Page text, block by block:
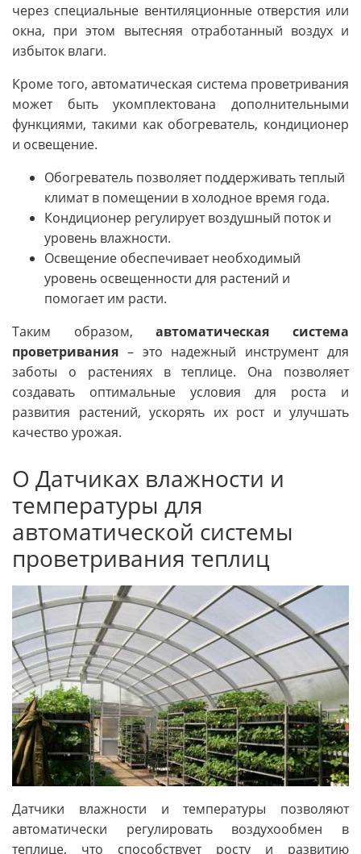
через специальные вентиляционные отверстия или
окна, при этом вытесняя отработанный воздух и
избыток влаги.
Кроме того, автоматическая система проветривания
может быть укомплектована дополнительными
функциями, такими как обогреватель, кондиционер
и освещение.
Обогреватель позволяет поддерживать теплый
климат в помещении в холодное время года.
Кондиционер регулирует воздушный поток и
уровень влажности.
Освещение обеспечивает необходимый
уровень освещенности для растений и
помогает им расти.
Таким образом,автоматическая система
проветривания – это надежный инструмент для
заботы о растениях в теплице. Она позволяет
создавать оптимальные условия для роста и
развития растений, ускорять их рост и улучшать
качество урожая.
О Датчиках влажности и
температуры для
автоматической системы
проветривания теплиц
Датчики влажности и температуры позволяют
автоматически регулировать воздухообмен в
теплице, что способствует росту и развитию